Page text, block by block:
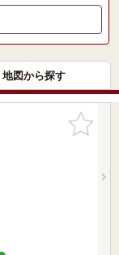
地図から探す
お気に入
りに追加